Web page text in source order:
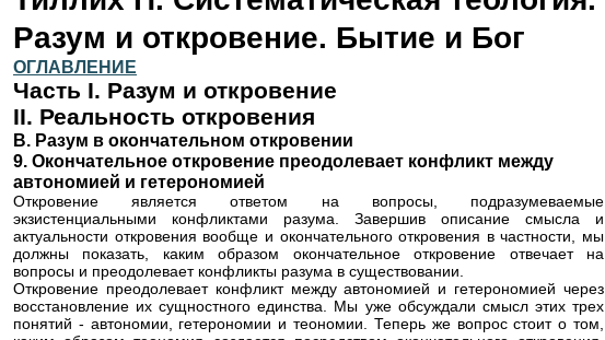
Разум и откровение. Бытие и Бог
ОГЛАВЛЕНИЕ
Часть I. Разум и откровение
II. Реальность откровения
В. Разум в окончательном откровении
9. Окончательное откровение преодолевает конфликт между
автономией и гетерономией
Откровение является ответом на вопросы, подразумеваемые
экзистенциальными конфликтами разума. Завершив описание смысла и
актуальности откровения вообще и окончательного откровения в частности, мы
должны показать, каким образом окончательное откровение отвечает на
вопросы и преодолевает конфликты разума в существовании.
Откровение преодолевает конфликт между автономией и гетерономией через
восстановление их сущностного единства. Мы уже обсуждали смысл этих трех
понятий - автономии, гетерономии и теономии. Теперь же вопрос стоит о том,